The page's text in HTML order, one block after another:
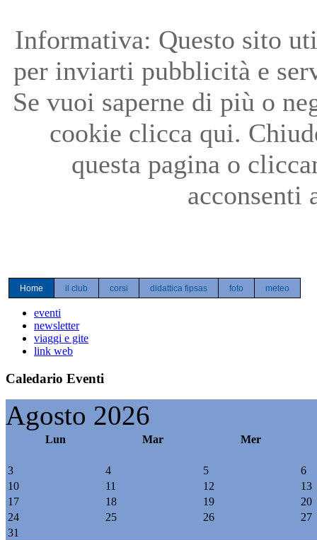
Informativa: Questo sito
per inviarti pubblicità e
Se vuoi saperne di più o
cookie clicca qui.
questa pagina o
acconsenti
Home il club corsi didattica fipsas foto meteo
eventi
newsletter
viaggi e gite
link web
Caledario Eventi
Agosto 2026
Lun Mar Mer
3 4 5
6
10
11 12
13
17
18 19
20
24
25 26
27
31